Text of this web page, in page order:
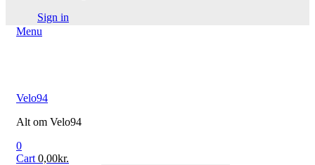
Sign in
Menu
Velo94
Alt om Velo94
0
Cart 0,00kr.